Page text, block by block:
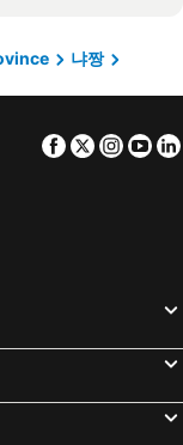
냐짱
Facebook
Twitter